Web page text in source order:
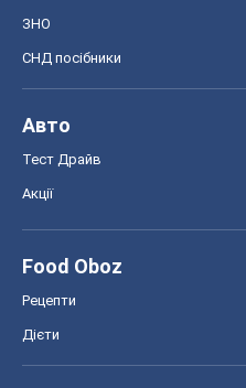
ЗНО
СНД посібники
Авто
Тест Драйв
Акції
Food Oboz
Рецепти
Дієти